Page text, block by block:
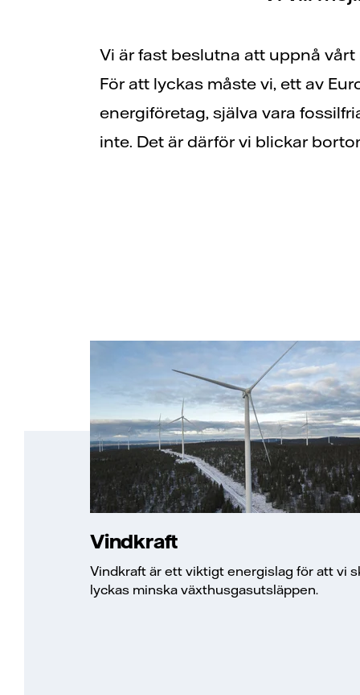
Vi är fast beslutna att uppnå
För att lyckas måste vi, ett av
energiföretag, själva vara
inte. Det är därför vi blickar
för att se var vi verkligen kan
Vindkraft
Vindkraft är ett viktigt energislag för att vi
lyckas minska växthusgasutsläppen.